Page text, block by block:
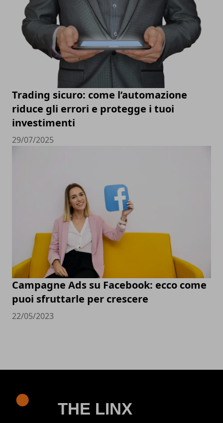
Trading sicuro: come l’automazione
riduce gli errori e protegge i tuoi
investimenti
29/07/2025
Campagne Ads su Facebook: ecco come
puoi sfruttarle per crescere
22/05/2023